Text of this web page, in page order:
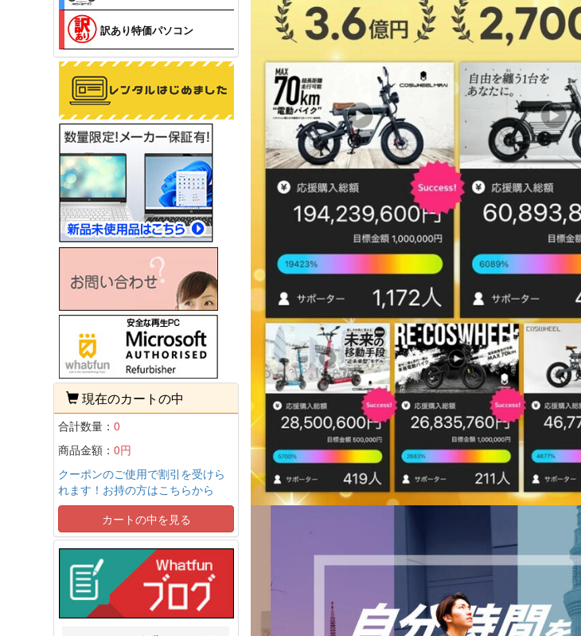
訳あり特価パソコン
現在のカートの中
合計数量： 0
商品金額： 0円
クーポンのご使用で割引を受けら
れます！お持の方はこちらから
カートの中を見る